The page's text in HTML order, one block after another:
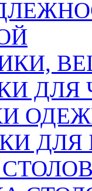
ДЛЯ
ДЛЯ